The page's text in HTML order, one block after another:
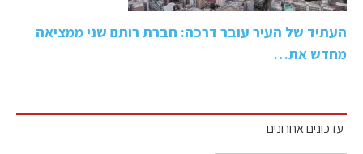
העתיד של העיר עובר דרכה: חברת רותם שני ממציאה
מחדש את…
עדכונים אחרונים